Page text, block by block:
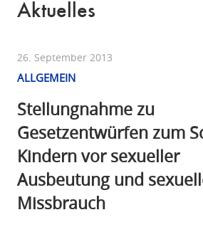
Aktuelles
26. September 2013
ALLGEMEIN
Stellungnahme zu
Gesetzentwürfen zum
Kindern vor sexueller
Ausbeutung und
Missbrauch